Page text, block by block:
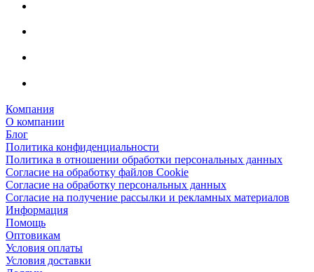
Компания
О компании
Блог
Политика конфиденциальности
Политика в отношении обработки персональных данных
Согласие на обработку файлов Cookie
Согласие на обработку персональных данных
Согласие на получение рассылки и рекламных материалов
Информация
Помощь
Оптовикам
Условия оплаты
Условия доставки